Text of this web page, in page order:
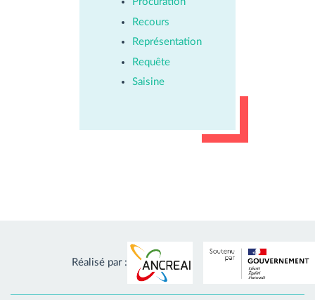
Recours
Représentation
Requête
Saisine
Réalisé par :